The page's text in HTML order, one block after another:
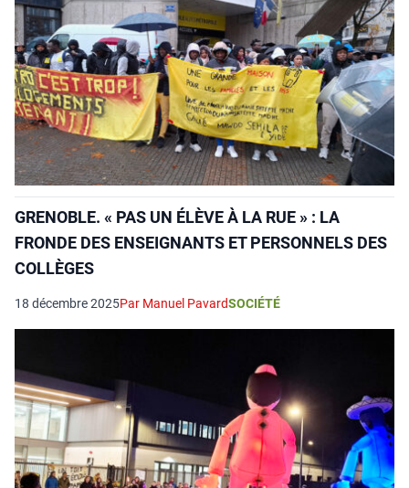
GRENOBLE. « PAS UN ÉLÈVE À LA RUE » : LA
FRONDE DES ENSEIGNANTS ET PERSONNELS DES
COLLÈGES
18 décembre 2025Par Manuel PavardSOCIÉTÉ